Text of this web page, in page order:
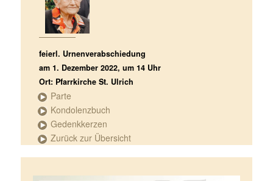
feierl. Urnenverabschiedung
am 1. Dezember 2022, um 14 Uhr
Ort: Pfarrkirche St. Ulrich
Parte
Kondolenzbuch
Gedenkkerzen
Zurück zur Übersicht